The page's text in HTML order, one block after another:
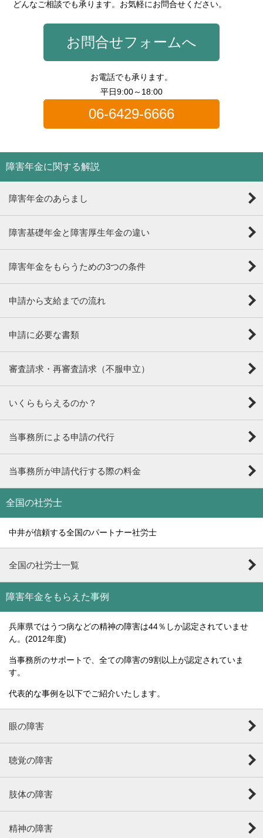
どんなご相談でも承ります。お気軽にお問合せください。
お問合せフォームへ
お電話でも承ります。
平日9:00～18:00
06-6429-6666
障害年金に関する解説
障害年金のあらまし
障害基礎年金と障害厚生年金の違い
障害年金をもらうための3つの条件
申請から支給までの流れ
申請に必要な書類
審査請求・再審査請求（不服申立）
いくらもらえるのか？
当事務所による申請の代行
当事務所が申請代行する際の料金
全国の社労士
中井が信頼する全国のパートナー社労士
全国の社労士一覧
障害年金をもらえた事例
兵庫県ではうつ病などの精神の障害は44％しか認定されていませ
ん。(2012年度)
当事務所のサポートで、全ての障害の9割以上が認定されていま
す。
代表的な事例を以下でご紹介いたします。
眼の障害
聴覚の障害
肢体の障害
精神の障害